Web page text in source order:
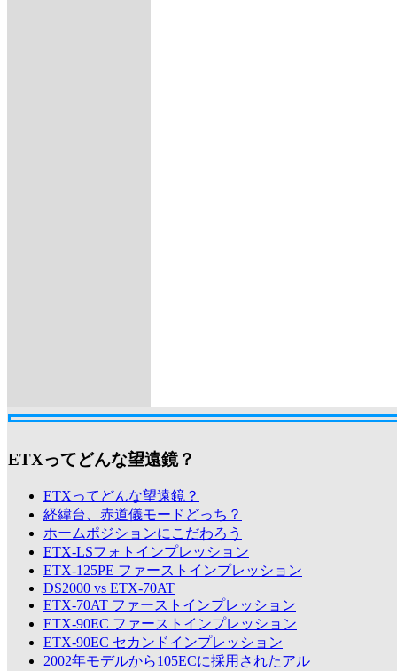
ETXってどんな望遠鏡？
ETXってどんな望遠鏡？
経緯台、赤道儀モードどっち？
ホームポジションにこだわろう
ETX-LSフォトインプレッション
ETX-125PE ファーストインプレッション
DS2000 vs ETX-70AT
ETX-70AT ファーストインプレッション
ETX-90EC ファーストインプレッション
ETX-90EC セカンドインプレッション
2002年モデルから105ECに採用されたアル